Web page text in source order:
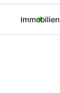
Immobilien